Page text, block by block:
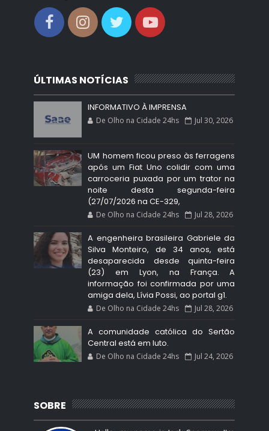
ÚLTIMAS NOTÍCIAS
INFORMATIVO À IMPRENSA
De Olho na Cidade 24hs Jul 30, 2026
UM homem ficou preso às ferragens
após um Fiat Uno colidir com uma
carroceria puxada por um trator na
noite desta segunda-feira
(27/07/2026 na CE-329,
De Olho na Cidade 24hs Jul 28, 2026
A engenheira brasileira Gabriele da
Silva Monteiro, de 34 anos, está
desaparecida desde quinta-feira
(23) em Lyon, na França. A
informação foi confirmada por uma
amiga dela, Lívia Possi, ao portal g1.
De Olho na Cidade 24hs Jul 28, 2026
A comunidade católica do Sertão
Central está em luto.
De Olho na Cidade 24hs Jul 24, 2026
SOBRE